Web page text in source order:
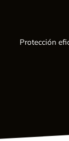
Protección